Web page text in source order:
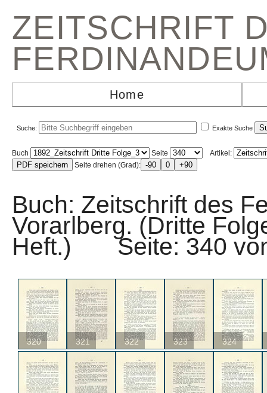
ZEITSCHRIFT
Home
Suche: Exakte Suche
Buch Seite
Artikel:
Seite drehen (Grad):
Buch: Zeitschrift des
Vorarlberg. (Dritte
Heft.) Seite: 340
320 321 322 323 324